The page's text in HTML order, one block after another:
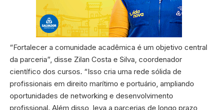
“Fortalecer a comunidade acadêmica é um objetivo central
da parceria”, disse Zilan Costa e Silva, coordenador
científico dos cursos. “Isso cria uma rede sólida de
profissionais em direito marítimo e portuário, ampliando
oportunidades de networking e desenvolvimento
profissional. Além disso, leva a parcerias de longo prazo